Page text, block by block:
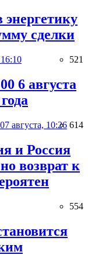
энергетику
сделки
521
6 августа
07 августа, 10:26 614
и Россия
возврат к
554